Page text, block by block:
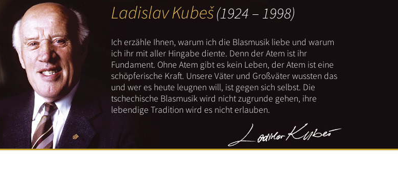
Ladislav Kubeš(1924 – 1998)
Ich erzähle Ihnen, warum ich die Blasmusik liebe und warum
ich ihr mit aller Hingabe diente. Denn der Atem ist ihr
Fundament. Ohne Atem gibt es kein Leben, der Atem ist eine
schöpferische Kraft. Unsere Väter und Großväter wussten das
und wer es heute leugnen will, ist gegen sich selbst. Die
tschechische Blasmusik wird nicht zugrunde gehen, ihre
lebendige Tradition wird es nicht erlauben.